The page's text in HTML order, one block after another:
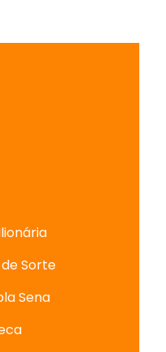
Sorte
Sena